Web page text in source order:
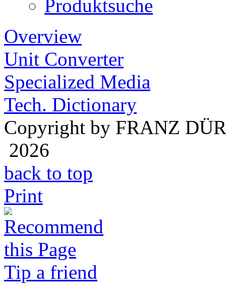
Produktsuche
Overview
Unit Converter
Specialized Media
Tech. Dictionary
Copyright by FRANZ
2026
back to top
Print
Tip a friend